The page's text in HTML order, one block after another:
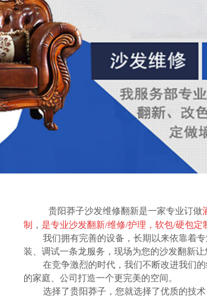
贵阳莽子沙发维修翻新是一家专业订做
制 ， 是专业沙发翻新/维修/护理，软包/硬包定
我们拥有完善的设备，长期以来依靠着专
装、调试一条龙服务，现场为您的沙发翻新让
在竞争激烈的时代，我们不断改进我们的
的家庭、公司打造一个更完美的空间。
选择了贵阳莽子，您就选择了优质的技术